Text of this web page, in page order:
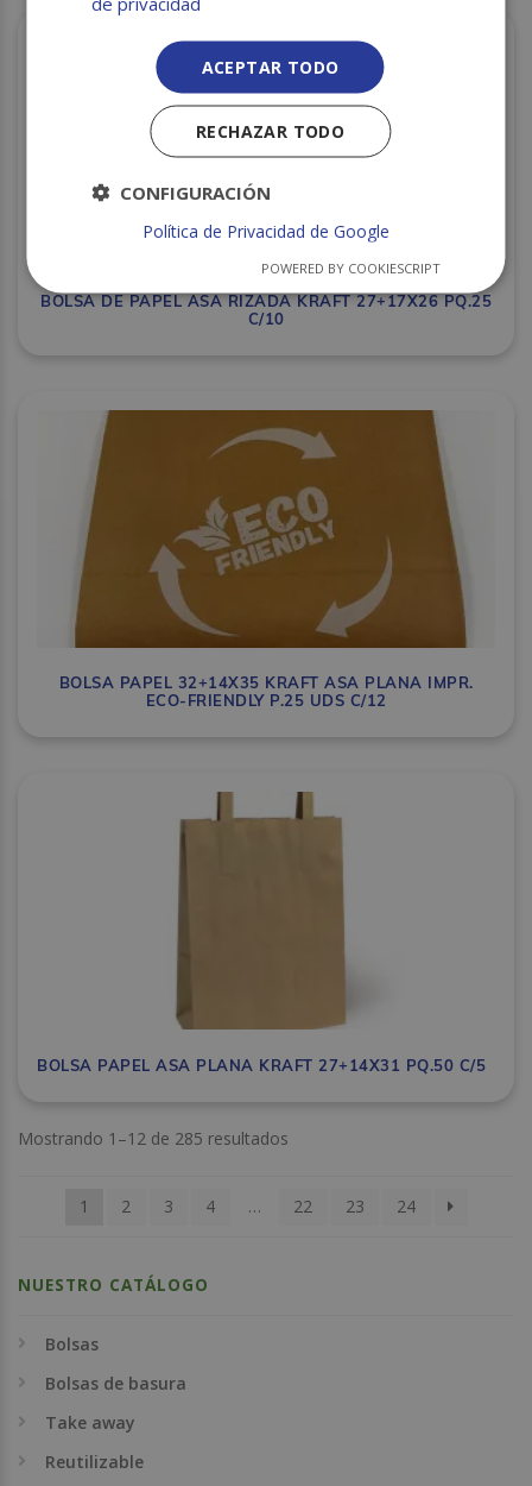
BOLSA DE PAPEL ASA RIZADA KRAFT 27+17X26 PQ.25
C/10
BOLSA PAPEL 32+14X35 KRAFT ASA PLANA IMPR.
ECO-FRIENDLY P.25 UDS C/12
BOLSA PAPEL ASA PLANA KRAFT 27+14X31 PQ.50 C/5
Mostrando 1–12 de 285 resultados
1 2 3 4 … 22 23 24
NUESTRO CATÁLOGO
Bolsas
Bolsas de basura
Take away
Reutilizable
ACEPTAR TODO
RECHAZAR TODO
CONFIGURACIÓN
Política de Privacidad de Google
POWERED BY COOKIESCRIPT